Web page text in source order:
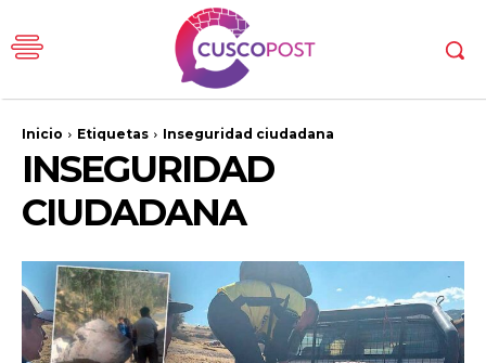
Inicio Etiquetas Inseguridad ciudadana
INSEGURIDAD
CIUDADANA